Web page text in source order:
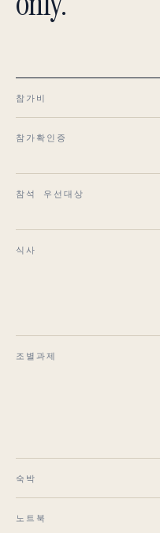
참가비
참가확인증
참석 우선대상
식사
조별과제
숙박
노트북